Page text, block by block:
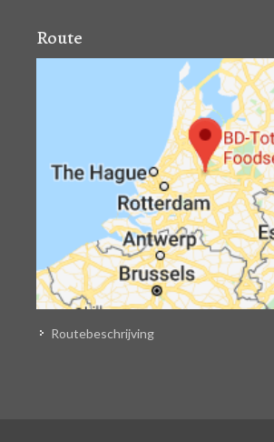
Route
Routebeschrijving